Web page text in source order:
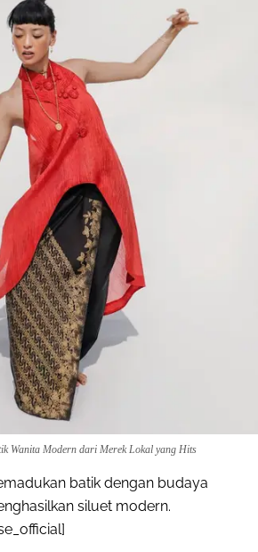
Wanita Modern dari Merek Lokal yang Hits
batik dengan budaya
siluet modern.